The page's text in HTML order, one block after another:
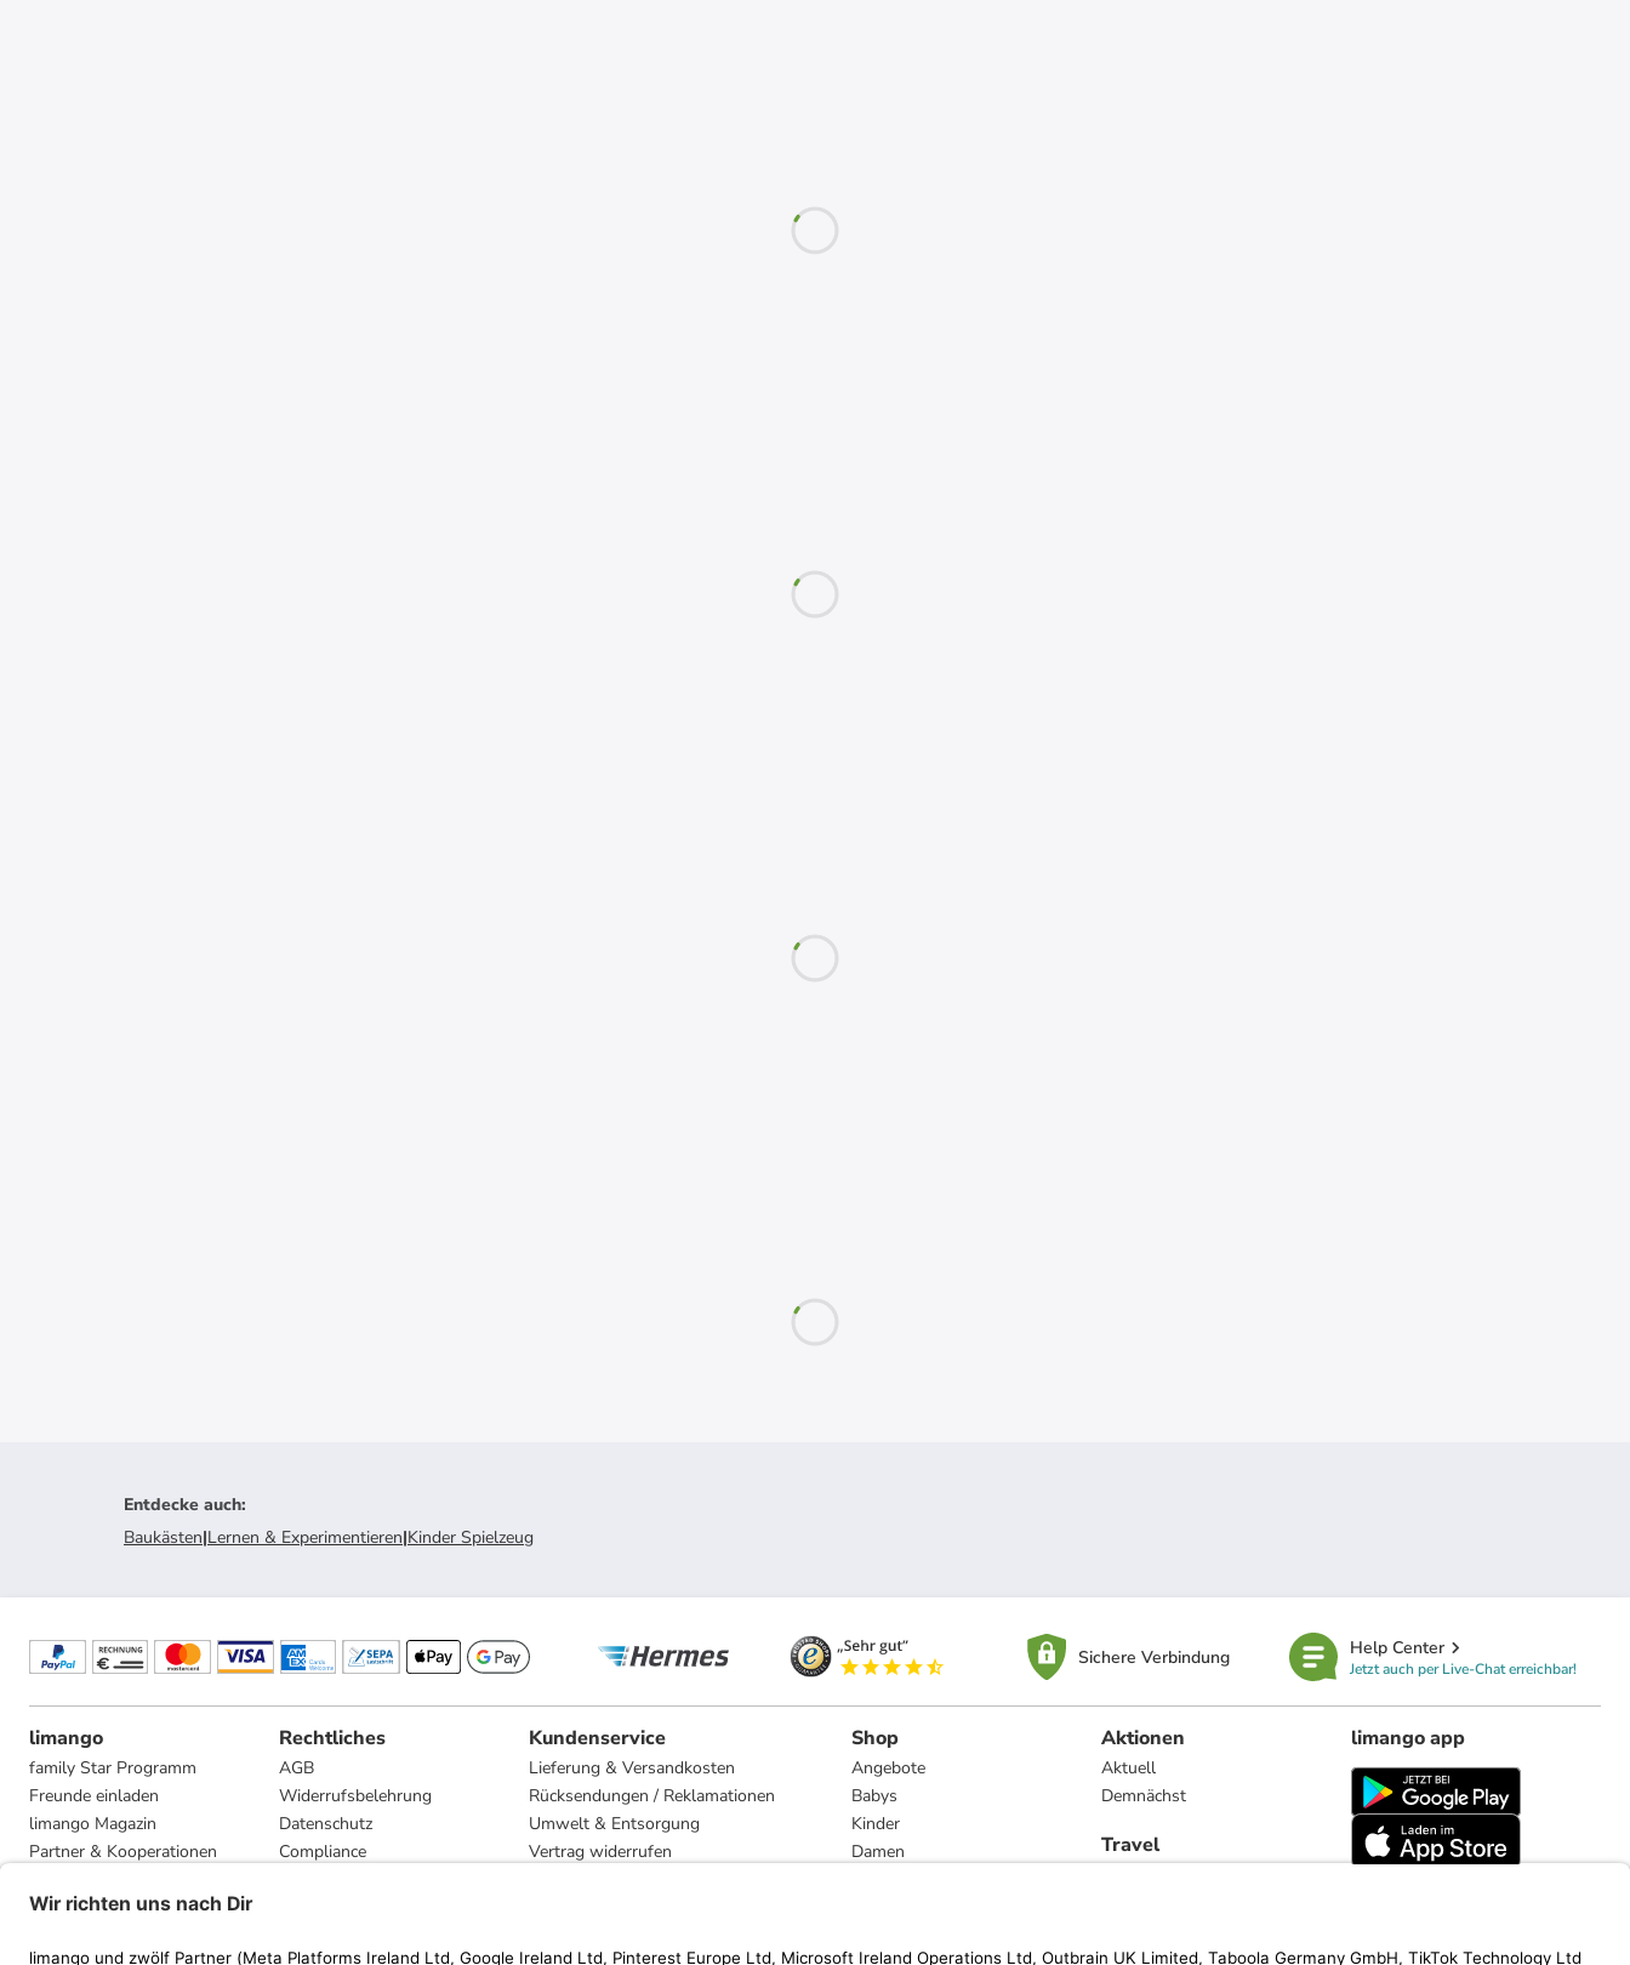
Entdecke auch:
Baukästen|Lernen & Experimentieren|Kinder Spielzeug
Sichere Verbindung Help Center
Jetzt auch per Live-Chat erreichbar!
limango
family Star Programm
Freunde einladen
limango Magazin
Partner & Kooperationen
Presse
Rechtliches
AGB
Widerrufsbelehrung
Datenschutz
Compliance
Kundenservice
Lieferung & Versandkosten
Rücksendungen / Reklamationen
Umwelt & Entsorgung
Vertrag widerrufen
Shop
Angebote
Babys
Kinder
Damen
Aktionen
Aktuell
Demnächst
Travel
limango app